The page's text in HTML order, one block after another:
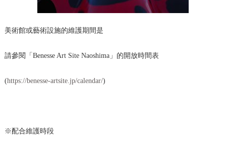
美術館或藝術設施的維護期間是
請參閱「Benesse Art Site Naoshima」的開放時間表
(https://benesse-artsite.jp/calendar/)
※配合維護時段